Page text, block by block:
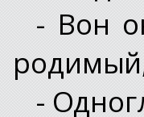
- Вон
-